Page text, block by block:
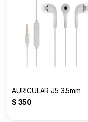
AURICULAR J5 3.5mm
$ 350